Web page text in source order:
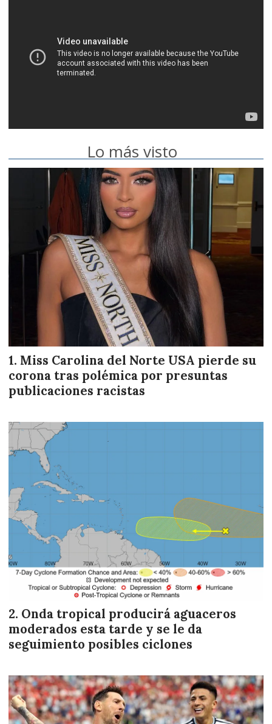
Lo más visto
Miss Carolina del Norte USA pierde su
corona tras polémica por presuntas
publicaciones racistas
Onda tropical producirá aguaceros
moderados esta tarde y se le da
seguimiento posibles ciclones